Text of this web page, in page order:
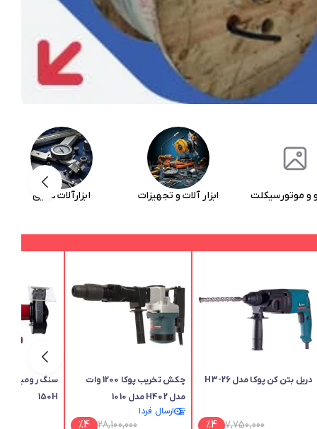
آلات و تجهیزات ابزارآلات دقیق ابزارآلات جوش و برش
دریل بتن کن پوکا مدل H3-26
7,750,000
%4
چکش تخریب پوکا 1200 وات
مدل H402 مدل 1010
ارسال فردا
28,100,000
%4
150H